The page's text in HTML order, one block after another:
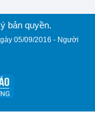
bản quyền.
05/09/2016 - Người